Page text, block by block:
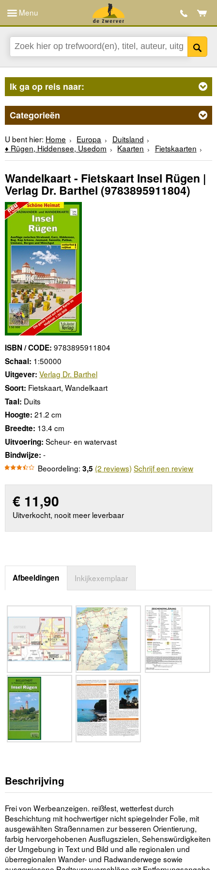
Menu
Ik ga op reis naar:
Categorieën
U bent hier: Home Europa
Duitsland
♦ Rügen, Hiddensee, Usedom
Kaarten Fietskaarten
Wandelkaart - Fietskaart Insel Rügen |
Verlag Dr. Barthel (9783895911804)
ISBN / CODE: 9783895911804
Schaal: 1:50000
Uitgever: Verlag Dr. Barthel
Soort: Fietskaart, Wandelkaart
Taal: Duits
Hoogte: 21.2 cm
Breedte: 13.4 cm
Uitvoering: Scheur- en watervast
Bindwijze: -
Beoordeling: 3,5 (2 reviews) Schrijf een review
€ 11,90
Uitverkocht, nooit meer leverbaar
Afbeeldingen Inkijkexemplaar
Beschrijving
Frei von Werbeanzeigen. reißfest, wetterfest durch
Beschichtung mit hochwertiger nicht spiegelnder Folie, mit
ausgewählten Straßennamen zur besseren Orientierung,
farbig hervorgehobenen Ausflugszielen, Sehenswürdigkeiten
der Umgebung in Text und Bild und alle regionalen und
überregionalen Wander- und Radwanderwege sowie